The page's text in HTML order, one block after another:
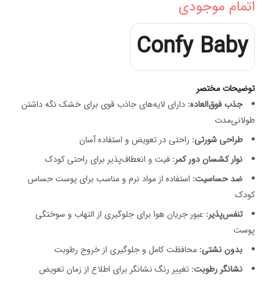
اتمام موجودی
Confy Baby
توضیحات مختصر
جذب فوق‌العاده: دارای لایه‌های جاذب قوی برای خشک نگه داشتن
طولانی‌مدت
طراحی شورتی: راحتی در تعویض و استفاده آسان
نوار کشسان دور کمر: فیت و انعطاف‌پذیر برای راحتی کودک
ضد حساسیت: استفاده از مواد نرم و مناسب برای پوست حساس
کودک
تنفس‌پذیر: عبور جریان هوا برای جلوگیری از التهاب و سوختگی
پوست
بدون نشتی: محافظت کامل و جلوگیری از خروج رطوبت
نشانگر رطوبت: تغییر رنگ نشانگر برای اطلاع از زمان تعویض